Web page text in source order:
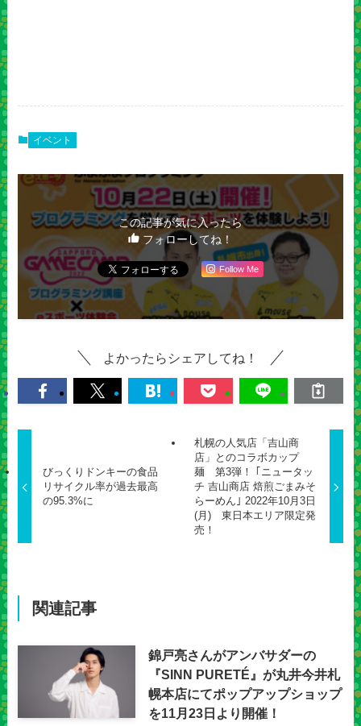
イベント
この記事が気に入ったら
フォローしてね！
Follow Me
よかったらシェアしてね！
びっくりドンキーの食品
リサイクル率が過去最高
の95.3%に
札幌の人気店「吉山商
店」とのコラボカップ
麺 第3弾！ ｢ニュータッ
チ 吉山商店 焙煎ごまみそ
らーめん｣ 2022年10月3日
(月) 東日本エリア限定発
売！
関連記事
錦戸亮さんがアンバサダーの
『SINN PURETÉ』が丸井今井札
幌本店にてポップアップショップ
を11月23日より開催！